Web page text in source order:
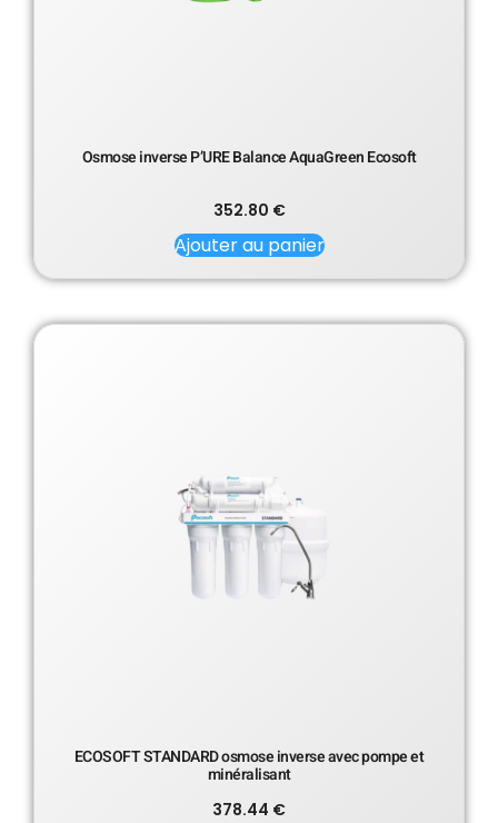
Osmose inverse P’URE Balance AquaGreen Ecosoft
352.80 €
Ajouter au panier
ECOSOFT STANDARD osmose inverse avec pompe et
minéralisant
378.44 €